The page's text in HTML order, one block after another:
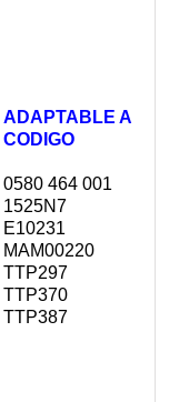
ADAPTABLE A
CODIGO
0580 464 001
1525N7
E10231
MAM00220
TTP297
TTP370
TTP387